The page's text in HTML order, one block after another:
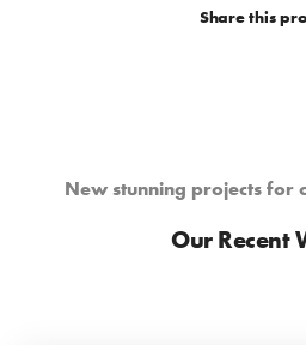
Share this
New stunning projects for
Our Recent